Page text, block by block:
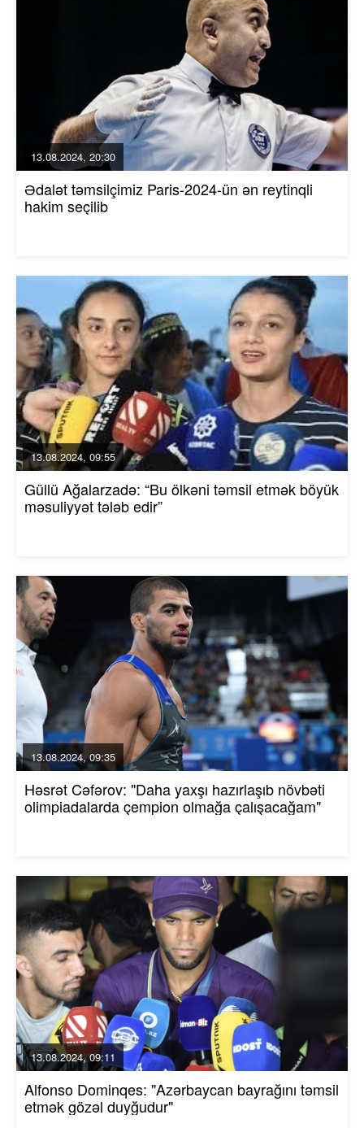
13.08.2024, 20:30
Ədalət təmsilçimiz Paris-2024-ün ən reytinqli
hakim seçilib
13.08.2024, 09:55
Güllü Ağalarzadə: “Bu ölkəni təmsil etmək böyük
məsuliyyət tələb edir”
13.08.2024, 09:35
Həsrət Cəfərov: "Daha yaxşı hazırlaşıb növbəti
olimpiadalarda çempion olmağa çalışacağam"
13.08.2024, 09:11
Alfonso Dominqes: "Azərbaycan bayrağını təmsil
etmək gözəl duyğudur"